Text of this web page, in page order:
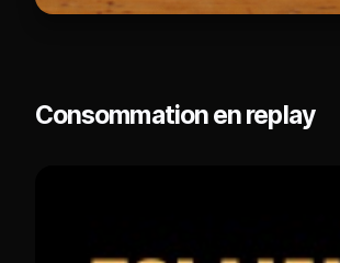
Consommation en replay